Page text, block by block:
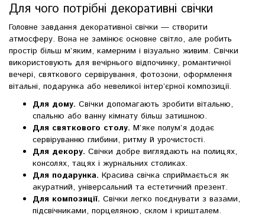
Для чого потрібні декоративні свічки
Головне завдання декоративної свічки — створити
атмосферу. Вона не замінює основне світло, але робить
простір більш м’яким, камерним і візуально живим. Свічки
використовують для вечірнього відпочинку, романтичної
вечері, святкового сервірування, фотозони, оформлення
вітальні, подарунка або невеликої інтер’єрної композиції.
Для дому. Свічки допомагають зробити вітальню,
спальню або ванну кімнату більш затишною.
Для святкового столу. М’яке полум’я додає
сервіруванню глибини, ритму й урочистості.
Для декору. Свічки добре виглядають на полицях,
консолях, тацях і журнальних столиках.
Для подарунка. Красива свічка сприймається як
акуратний, універсальний та естетичний презент.
Для композиції. Свічки легко поєднувати з вазами,
підсвічниками, порцеляною, склом і кришталем.